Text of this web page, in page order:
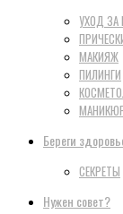
УХОД ЗА
МАКИЯЖ
ПИЛИНГИ
Береги
СЕКРЕТЫ
Нужен совет?